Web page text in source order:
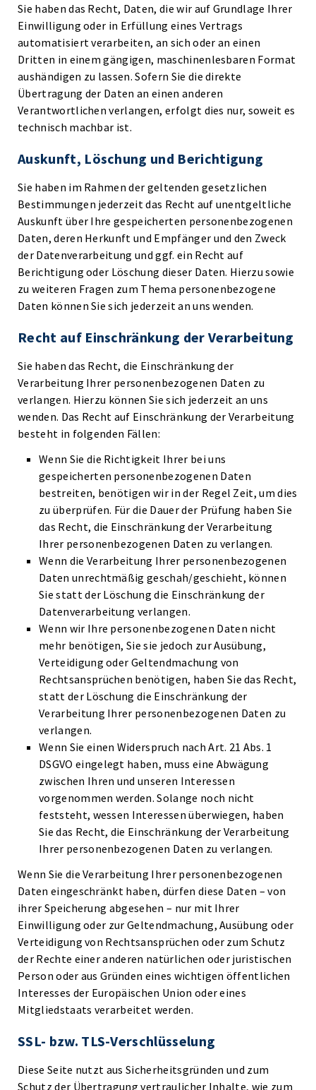
Sie haben das Recht, Daten, die wir auf Grundlage Ihrer
Einwilligung oder in Erfüllung eines Vertrags
automatisiert verarbeiten, an sich oder an einen
Dritten in einem gängigen, maschinenlesbaren Format
aushändigen zu lassen. Sofern Sie die direkte
Übertragung der Daten an einen anderen
Verantwortlichen verlangen, erfolgt dies nur, soweit es
technisch machbar ist.
Auskunft, Löschung und Berichtigung
Sie haben im Rahmen der geltenden gesetzlichen
Bestimmungen jederzeit das Recht auf unentgeltliche
Auskunft über Ihre gespeicherten personenbezogenen
Daten, deren Herkunft und Empfänger und den Zweck
der Datenverarbeitung und ggf. ein Recht auf
Berichtigung oder Löschung dieser Daten. Hierzu sowie
zu weiteren Fragen zum Thema personenbezogene
Daten können Sie sich jederzeit an uns wenden.
Recht auf Einschränkung der Verarbeitung
Sie haben das Recht, die Einschränkung der
Verarbeitung Ihrer personenbezogenen Daten zu
verlangen. Hierzu können Sie sich jederzeit an uns
wenden. Das Recht auf Einschränkung der Verarbeitung
besteht in folgenden Fällen:
Wenn Sie die Richtigkeit Ihrer bei uns
gespeicherten personenbezogenen Daten
bestreiten, benötigen wir in der Regel Zeit, um dies
zu überprüfen. Für die Dauer der Prüfung haben Sie
das Recht, die Einschränkung der Verarbeitung
Ihrer personenbezogenen Daten zu verlangen.
Wenn die Verarbeitung Ihrer personenbezogenen
Daten unrechtmäßig geschah/geschieht, können
Sie statt der Löschung die Einschränkung der
Datenverarbeitung verlangen.
Wenn wir Ihre personenbezogenen Daten nicht
mehr benötigen, Sie sie jedoch zur Ausübung,
Verteidigung oder Geltendmachung von
Rechtsansprüchen benötigen, haben Sie das Recht,
statt der Löschung die Einschränkung der
Verarbeitung Ihrer personenbezogenen Daten zu
verlangen.
Wenn Sie einen Widerspruch nach Art. 21 Abs. 1
DSGVO eingelegt haben, muss eine Abwägung
zwischen Ihren und unseren Interessen
vorgenommen werden. Solange noch nicht
feststeht, wessen Interessen überwiegen, haben
Sie das Recht, die Einschränkung der Verarbeitung
Ihrer personenbezogenen Daten zu verlangen.
Wenn Sie die Verarbeitung Ihrer personenbezogenen
Daten eingeschränkt haben, dürfen diese Daten – von
ihrer Speicherung abgesehen – nur mit Ihrer
Einwilligung oder zur Geltendmachung, Ausübung oder
Verteidigung von Rechtsansprüchen oder zum Schutz
der Rechte einer anderen natürlichen oder juristischen
Person oder aus Gründen eines wichtigen öffentlichen
Interesses der Europäischen Union oder eines
Mitgliedstaats verarbeitet werden.
SSL- bzw. TLS-Verschlüsselung
Diese Seite nutzt aus Sicherheitsgründen und zum
Schutz der Übertragung vertraulicher Inhalte, wie zum